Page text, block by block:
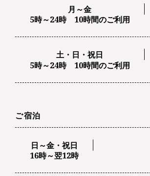
月～金
5時～24時 10時間のご利用
土・日・祝日
5時～24時 10時間のご利用
ご宿泊
日～金・祝日
16時～翌12時